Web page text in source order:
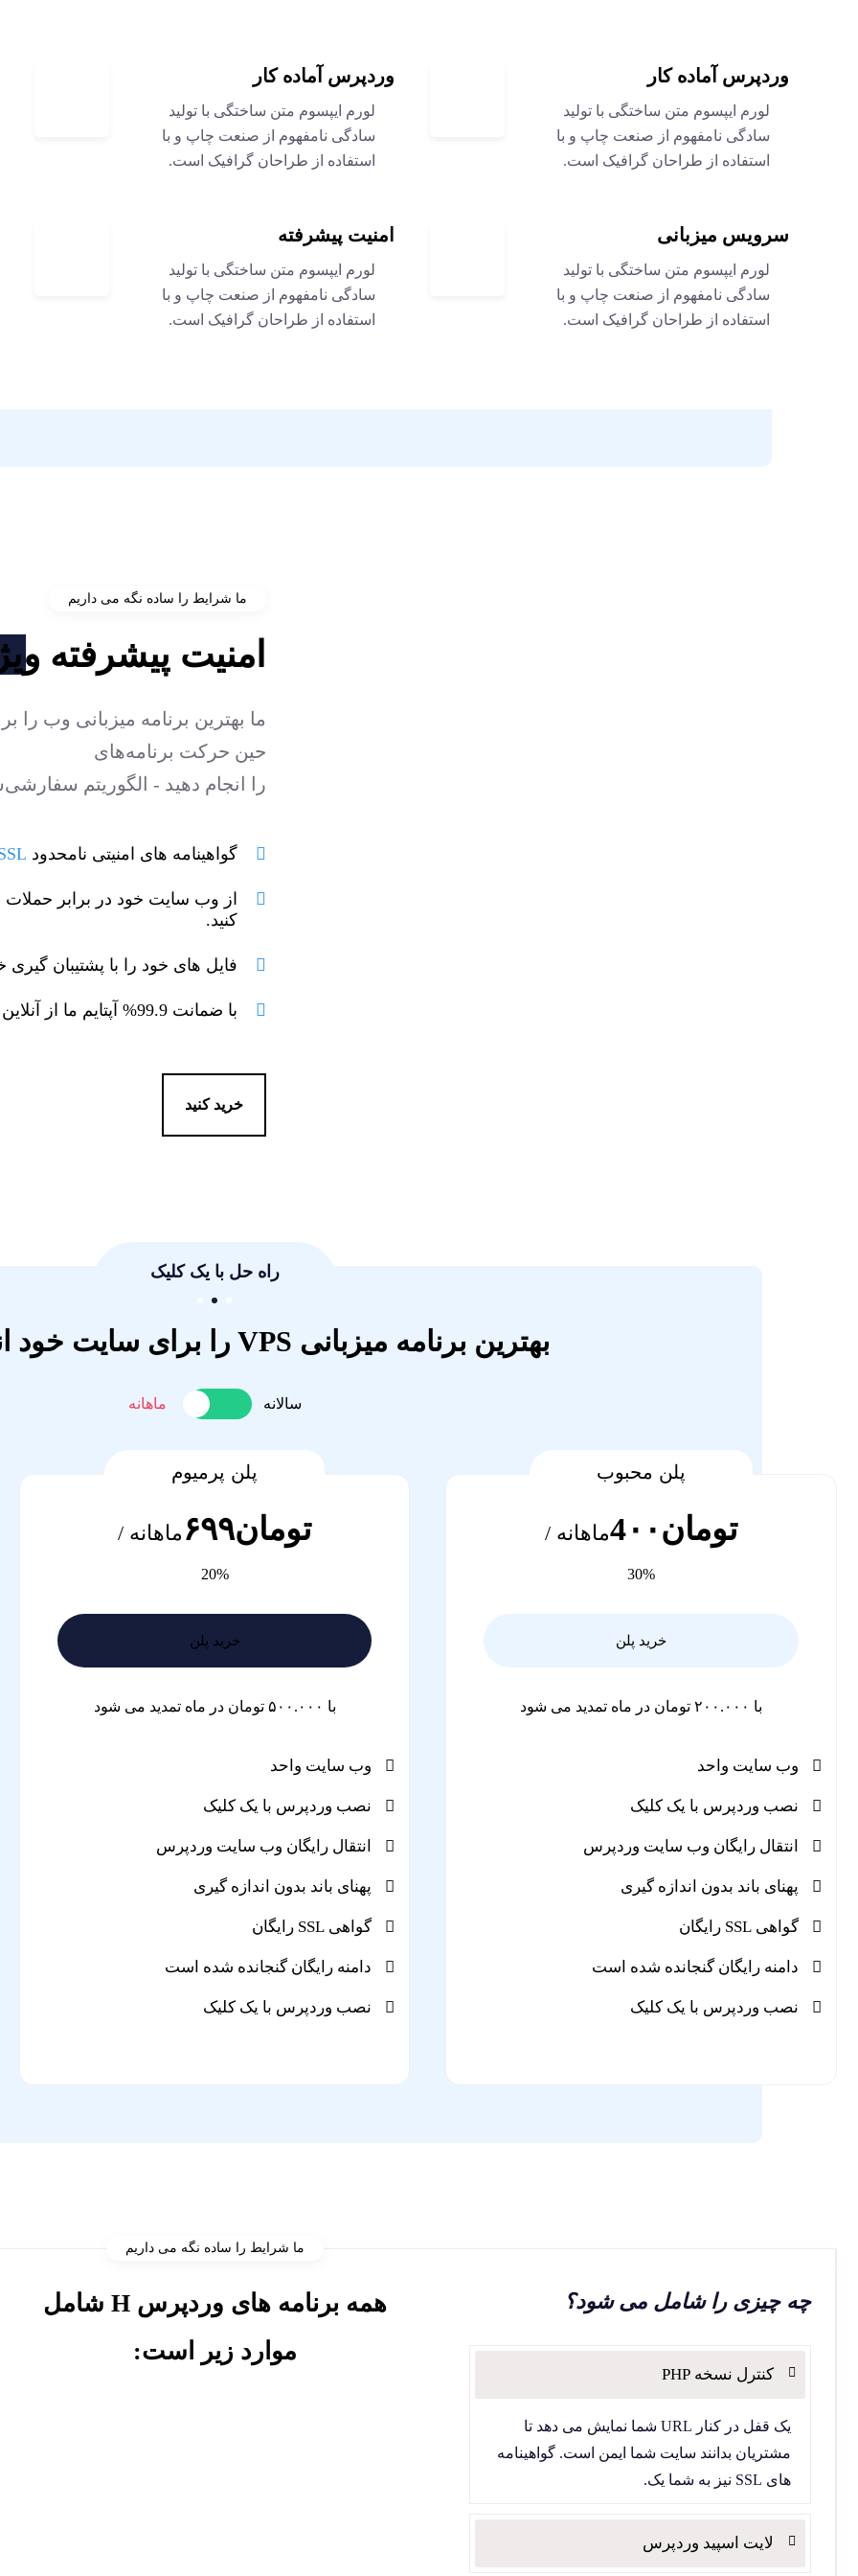
وردپرس آماده کار
لورم ایپسوم متن ساختگی با تولید
سادگی نامفهوم از صنعت چاپ و با
استفاده از طراحان گرافیک است.
وردپرس آماده کار
لورم ایپسوم متن ساختگی با تولید
سادگی نامفهوم از صنعت چاپ و با
استفاده از طراحان گرافیک است.
سرویس میزبانی
لورم ایپسوم متن ساختگی با تولید
سادگی نامفهوم از صنعت چاپ و با
استفاده از طراحان گرافیک است.
امنیت پیشرفته
لورم ایپسوم متن ساختگی با تولید
سادگی نامفهوم از صنعت چاپ و با
استفاده از طراحان گرافیک است.
ما شرایط را ساده نگه می داریم
امنیت پیشرفته
ما بهترین برنامه میزبانی وب را
حین حرکت برنامه‌های
را انجام دهید - الگوریتم
گواهینامه های امنیتی نامحدود
کنید.
فایل های خود را با پشتیبان گیری
با ضمانت 99.9% آپتایم ما از آنلاین بودن وب سایت خود اطمینان حاصل کنید.
خرید کنید
راه حل با یک کلیک
بهترین برنامه میزبانی VPS را برای سایت خود انتخاب کنید
ماهانه سالانه
پلن محبوب
تومان4۰۰ ماهانه /
30%
خرید پلن
با ۲۰۰.۰۰۰ تومان در ماه تمدید می شود
وب سایت واحد
نصب وردپرس با یک کلیک
انتقال رایگان وب سایت وردپرس
پهنای باند بدون اندازه گیری
گواهی SSL رایگان
دامنه رایگان گنجانده شده است
نصب وردپرس با یک کلیک
پلن پرمیوم
تومان۶۹۹ ماهانه /
20%
خرید پلن
با ۵۰۰.۰۰۰ تومان در ماه تمدید می شود
وب سایت واحد
نصب وردپرس با یک کلیک
انتقال رایگان وب سایت وردپرس
پهنای باند بدون اندازه گیری
گواهی SSL رایگان
دامنه رایگان گنجانده شده است
نصب وردپرس با یک کلیک
چه چیزی را شامل می شود؟
کنترل نسخه PHP
یک قفل در کنار URL شما نمایش می دهد تا
مشتریان بدانند سایت شما ایمن است. گواهینامه
های SSL نیز به شما یک.
لایت اسپید وردپرس
ما شرایط را ساده نگه می داریم
همه برنامه های وردپرس H
شامل
موارد زیر است: